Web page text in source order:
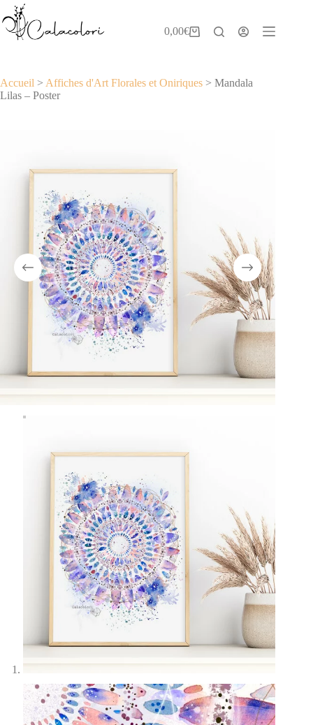
Passer
au
contenu
Panier
0,00€
Accueil > Affiches d'Art Florales et Oniriques > Mandala
Lilas – Poster